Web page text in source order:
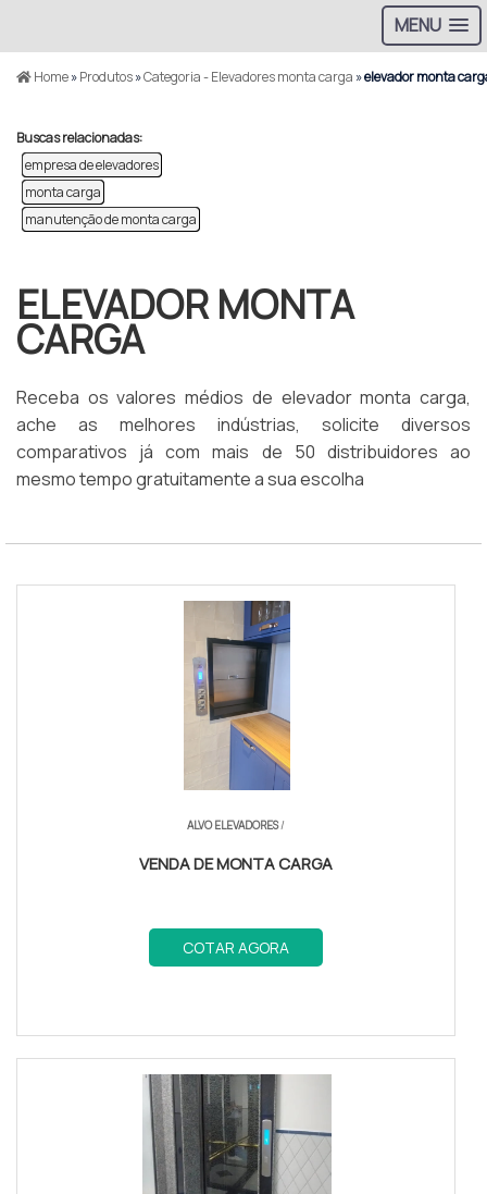
MENU
Home»Produtos»Categoria - Elevadores monta carga »elevador monta
Buscas relacionadas:
empresa de elevadores
monta carga
manutenção de monta carga
ELEVADOR MONTA
CARGA
Receba os valores médios de elevador monta carga,
ache as melhores indústrias, solicite diversos
comparativos já com mais de 50 distribuidores ao
mesmo tempo gratuitamente a sua escolha
ALVO ELEVADORES/
VENDA DE MONTA CARGA
COTAR AGORA